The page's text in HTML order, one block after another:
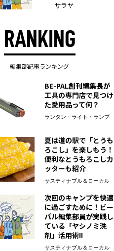
サラヤ
RANKING
編集部記事ランキング
BE-PAL創刊編集長が
工具の専門店で見つけ
た愛用品って何？
ランタン・ライト・ランプ
夏は道の駅で「とうも
ろこし」を楽しもう！
便利なとうもろこしカ
ッターも紹介
サスティナブル＆ローカル
次回のキャンプを快適
に過ごすために！ビー
パル編集部員が実践し
ている「ヤシノミ洗
剤」活用術!!
サスティナブル＆ローカル